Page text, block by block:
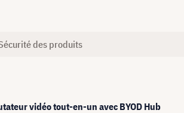
des produits
vidéo tout-en-un avec BYOD Hub